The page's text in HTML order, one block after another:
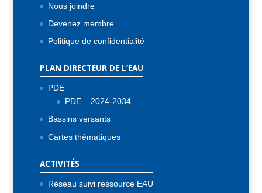
Nous joindre
Devenez membre
Politique de confidentialité
PLAN DIRECTEUR DE L’EAU
PDE
PDE – 2024-2034
Bassins versants
Cartes thématiques
ACTIVITÉS
Réseau suivi ressource EAU